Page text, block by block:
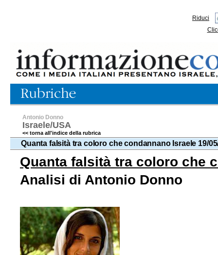
Riduci
Antonio Donno
Israele/USA
<< torna all'indice della rubrica
Quanta falsità tra coloro che condannano Israele 19/
Quanta falsità tra coloro che
Analisi di Antonio Donno